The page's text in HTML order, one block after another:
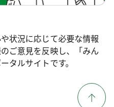
状況に応じて必要な情報
ご意見を反映し、「みん
タルサイトです。